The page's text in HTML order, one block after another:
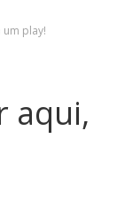
um play!
aqui,